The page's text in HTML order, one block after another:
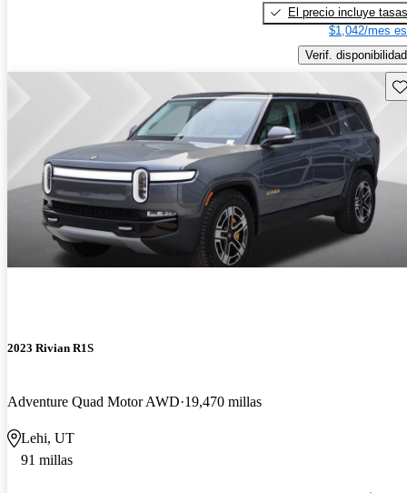
El precio incluye tasas
$1,042/mes
Verif. disponibilidad
2023 Rivian R1S
Adventure Quad Motor AWD 19,470 millas
Lehi, UT
91 millas